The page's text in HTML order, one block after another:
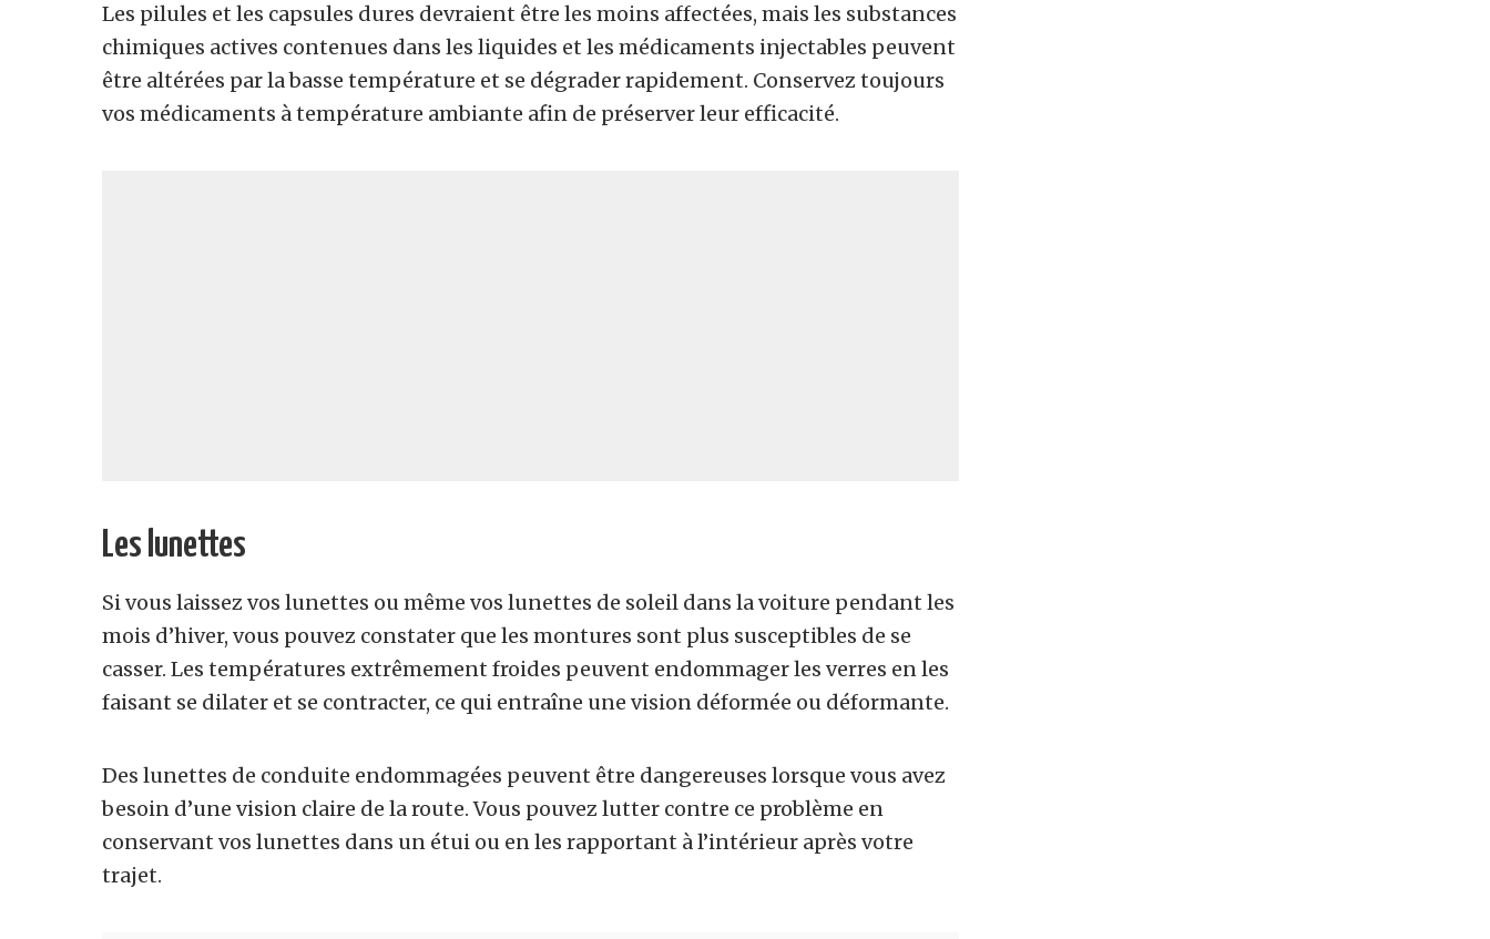
Les pilules et les capsules dures devraient être les moins affectées, mais les substances
chimiques actives contenues dans les liquides et les médicaments injectables peuvent
être altérées par la basse température et se dégrader rapidement. Conservez toujours
vos médicaments à température ambiante afin de préserver leur efficacité.
Les lunettes
Si vous laissez vos lunettes ou même vos lunettes de soleil dans la voiture pendant les
mois d’hiver, vous pouvez constater que les montures sont plus susceptibles de se
casser. Les températures extrêmement froides peuvent endommager les verres en les
faisant se dilater et se contracter, ce qui entraîne une vision déformée ou déformante.
Des lunettes de conduite endommagées peuvent être dangereuses lorsque vous avez
besoin d’une vision claire de la route. Vous pouvez lutter contre ce problème en
conservant vos lunettes dans un étui ou en les rapportant à l’intérieur après votre
trajet.